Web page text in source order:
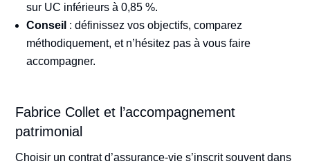
sur UC inférieurs à 0,85 %.
Conseil : définissez vos objectifs, comparez
méthodiquement, et n’hésitez pas à vous faire
accompagner.
Fabrice Collet et l’accompagnement
patrimonial
Choisir un contrat d’assurance-vie s’inscrit souvent dans